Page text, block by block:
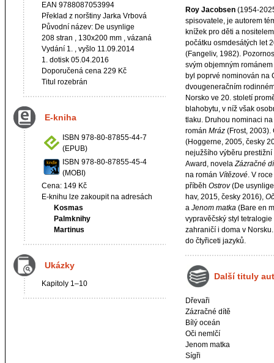
EAN 9788087053994
Překlad z norštiny Jarka Vrbová
Původní název: De usynlige
208 stran , 130x200 mm , vázaná
Vydání 1. , vyšlo 11.09.2014
1. dotisk 05.04.2016
Doporučená cena 229 Kč
Titul rozebrán
E-kniha
ISBN 978-80-87855-44-7
(EPUB)
ISBN 978-80-87855-45-4
(MOBI)
Cena: 149 Kč
E-knihu lze zakoupit na adresách
Kosmas
Palmknihy
Martinus
Ukázky
Kapitoly 1–10
Roy Jacobsen (1954-
spisovatele, je autorem
knížek pro děti a
počátku osmdesátých let
(Fangeliv, 1982).
svým objemným románem
byl poprvé nominován na
dvougeneračním
Norsko ve 20. století
blahobytu, v níž však
tlaku. Druhou nominaci
román Mráz (Frost,
(Hoggerne, 2005, česky
nejužšího výběru
Award, novelaZázračné
na román Vítězové. V
příběh Ostrov(De
hav, 2015, česky 2016),
a Jenom matka (Bare en
vypravěčský styl
zahraničí i doma v
do čtyřiceti jazyků.
Další tituly
Dřevaři
Zázračné dítě
Bílý oceán
Oči nemlčí
Jenom matka
Sígři